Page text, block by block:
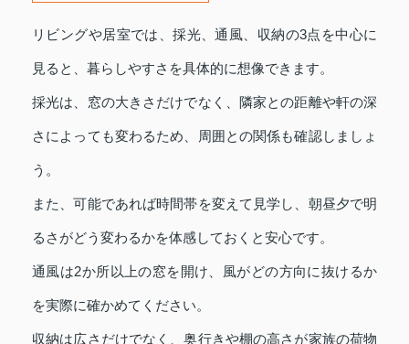
リビングや居室では、採光、通風、収納の3点を中心に
見ると、暮らしやすさを具体的に想像できます。
採光は、窓の大きさだけでなく、隣家との距離や軒の深
さによっても変わるため、周囲との関係も確認しましょ
う。
また、可能であれば時間帯を変えて見学し、朝昼夕で明
るさがどう変わるかを体感しておくと安心です。
通風は2か所以上の窓を開け、風がどの方向に抜けるか
を実際に確かめてください。
収納は広さだけでなく、奥行きや棚の高さが家族の荷物